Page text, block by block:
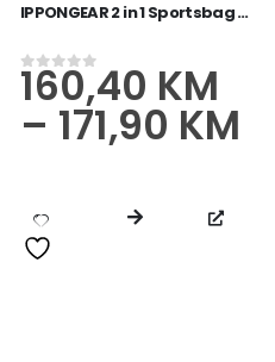
IPPONGEAR 2 in 1 Sportsbag Fighter 2
0 od 5
160,40 KM
– 171,90 KM